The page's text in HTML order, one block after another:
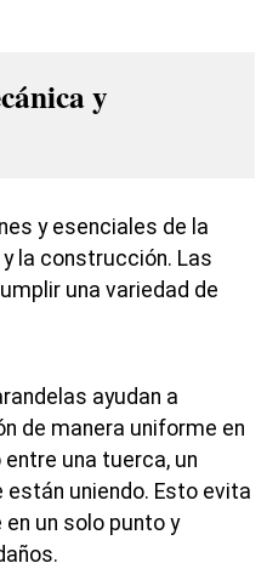
y
y esenciales de la
la construcción. Las
una variedad de
ayudan a
de manera uniforme en
una tuerca, un
están uniendo. Esto evita
un solo punto y